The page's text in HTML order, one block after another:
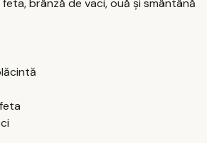
brânză de vaci, ouă și smântână